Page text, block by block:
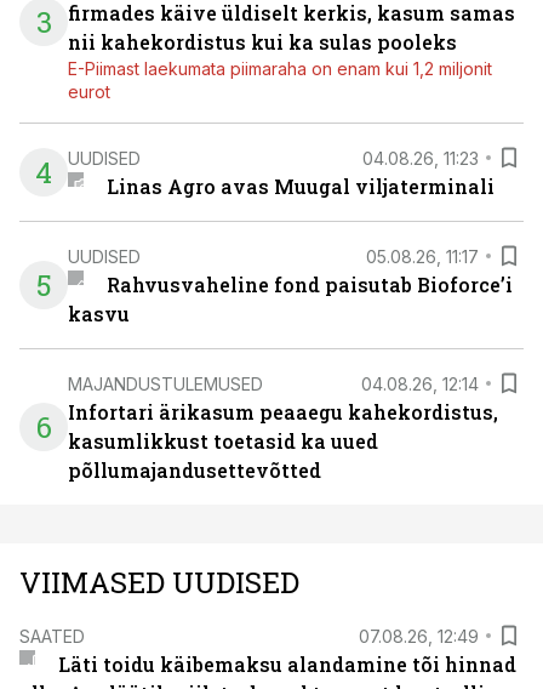
3
firmades käive üldiselt kerkis, kasum samas
nii kahekordistus kui ka sulas pooleks
E-Piimast laekumata piimaraha on enam kui 1,2 miljonit
eurot
4 UUDISED 04.08.26, 11:23
Linas Agro avas Muugal viljaterminali
5
UUDISED 05.08.26, 11:17
Rahvusvaheline fond paisutab Bioforce’i
kasvu
6
MAJANDUSTULEMUSED 04.08.26, 12:14
Infortari ärikasum peaaegu kahekordistus,
kasumlikkust toetasid ka uued
põllumajandusettevõtted
VIIMASED UUDISED
SAATED 07.08.26, 12:49
Läti toidu käibemaksu alandamine tõi hinnad